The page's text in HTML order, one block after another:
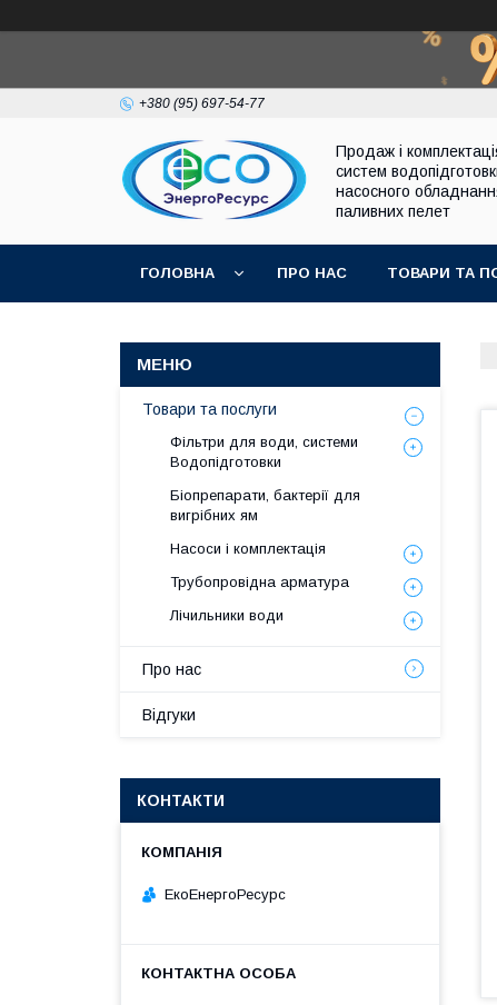
+380 (95) 697-54-77
Продаж і
систем
насосного
паливних пелет
ГОЛОВНА ПРО НАС ТОВАРИ ТА
Товари та послуги
Фільтри для води, системи
Водопідготовки
Біопрепарати, бактерії для
вигрібних ям
Насоси і комплектація
Трубопровідна арматура
Лічильники води
Про нас
Відгуки
КОНТАКТИ
ЕкоЕнергоРесурс